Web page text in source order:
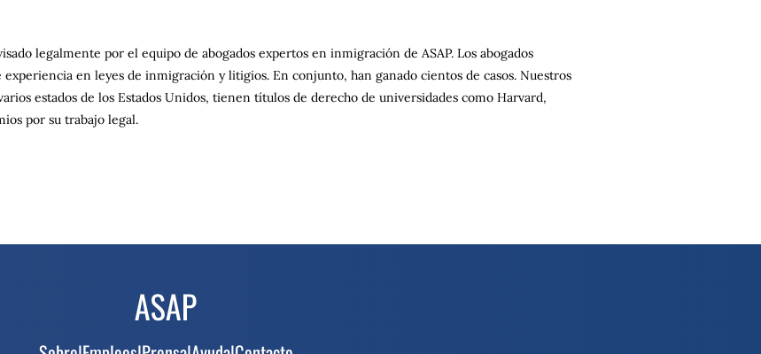
legalmente por el equipo de abogados expertos en inmigración de ASAP. Los abogados
experiencia en leyes de inmigración y litigios. En conjunto, han ganado cientos de casos. Nuestros
estados de los Estados Unidos, tienen títulos de derecho de universidades como Harvard,
por su trabajo legal.